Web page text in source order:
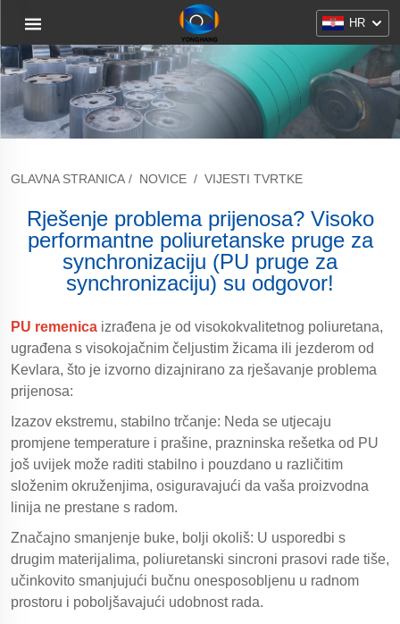
HR
GLAVNA STRANICA / NOVICE / VIJESTI TVRTKE
Rješenje problema prijenosa? Visoko
performantne poliuretanske pruge za
synchronizaciju (PU pruge za
synchronizaciju) su odgovor!
PU remenica izrađena je od visokokvalitetnog poliuretana,
ugrađena s visokojačnim čeljustim žicama ili jezderom od
Kevlara, što je izvorno dizajnirano za rješavanje problema
prijenosa:
Izazov ekstremu, stabilno trčanje: Neda se utjecaju
promjene temperature i prašine, prazninska rešetka od PU
još uvijek može raditi stabilno i pouzdano u različitim
složenim okruženjima, osiguravajući da vaša proizvodna
linija ne prestane s radom.
Značajno smanjenje buke, bolji okoliš: U usporedbi s
drugim materijalima, poliuretanski sincroni prasovi rade tiše,
učinkovito smanjujući bučnu onesposobljenu u radnom
prostoru i poboljšavajući udobnost rada.